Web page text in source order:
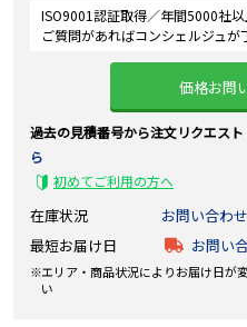
ISO9001認証取得／年間5000社
ご質問があればコンシェルジュ
価格お問
過去の見積番号から注文リクエス
ら
初めてご利用の方へ
在庫状況
お問い合わ
最短お届け日
お問い
エリア・商品状況によりお届け日が
い